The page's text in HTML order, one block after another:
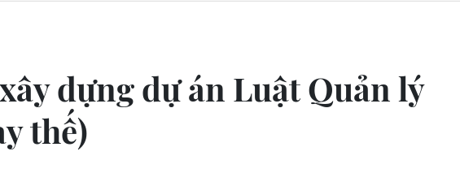
dựng dự án Luật Quản lý
thế)